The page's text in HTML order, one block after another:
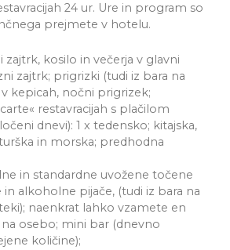
24 ur. Ure in program so
prejmete v hotelu.
kosilo in večerja v glavni
zajtrk; prigrizki (tudi iz bara na
v kepicah, nočni prigrizek;
restavracijah s plačilom
dnevi): 1 x tedensko; kitajska,
in morska; predhodna
in standardne uvožene točene
alkoholne pijače, (tudi iz bara na
naenkrat lahko vzamete en
osebo; mini bar (dnevno
količine);